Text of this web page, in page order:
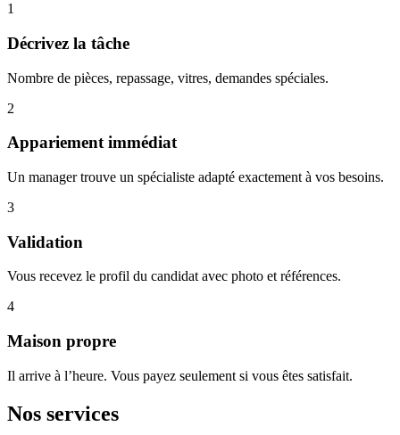
1
Décrivez la tâche
Nombre de pièces, repassage, vitres, demandes spéciales.
2
Appariement immédiat
Un manager trouve un spécialiste adapté exactement à vos besoins.
3
Validation
Vous recevez le profil du candidat avec photo et références.
4
Maison propre
Il arrive à l’heure. Vous payez seulement si vous êtes satisfait.
Nos services